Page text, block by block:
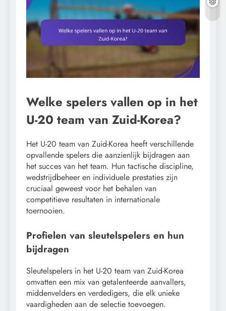
Welke spelers vallen op in het
U-20 team van Zuid-Korea?
Het U-20 team van Zuid-Korea heeft verschillende
opvallende spelers die aanzienlijk bijdragen aan
het succes van het team. Hun tactische discipline,
wedstrijdbeheer en individuele prestaties zijn
cruciaal geweest voor het behalen van
competitieve resultaten in internationale
toernooien.
Profielen van sleutelspelers en hun
bijdragen
Sleutelspelers in het U-20 team van Zuid-Korea
omvatten een mix van getalenteerde aanvallers,
middenvelders en verdedigers, die elk unieke
vaardigheden aan de selectie toevoegen.